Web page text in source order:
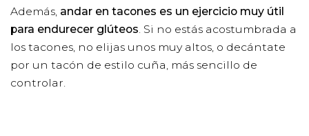
Además, andar en tacones es un ejercicio muy útil
para endurecer glúteos. Si no estás acostumbrada a
los tacones, no elijas unos muy altos, o decántate
por un tacón de estilo cuña, más sencillo de
controlar.